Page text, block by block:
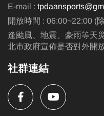
E-mail :
開放時間 : 06:00~22:00 (
逢颱風、地震、豪雨等天
北市政府宣佈是否對外開
社群連結